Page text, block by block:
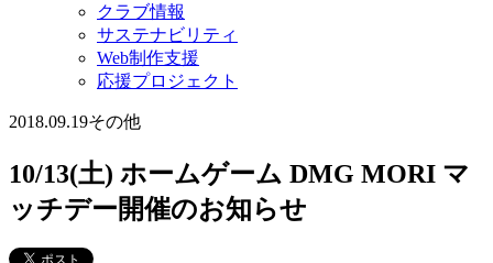
クラブ情報
サステナビリティ
Web制作支援
応援プロジェクト
2018.09.19その他
10/13(土) ホームゲーム DMG MORI マ
ッチデー開催のお知らせ